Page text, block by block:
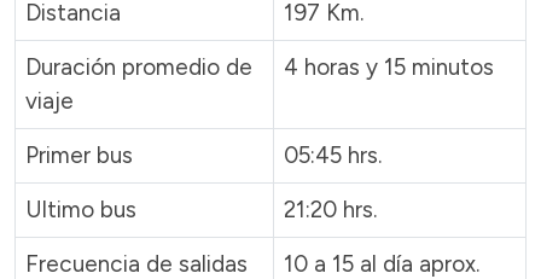
Distancia
197 Km.
Duración promedio de
viaje
4 horas y 15 minutos
Primer bus
05:45 hrs.
Ultimo bus
21:20 hrs.
Frecuencia de salidas
10 a 15 al día aprox.